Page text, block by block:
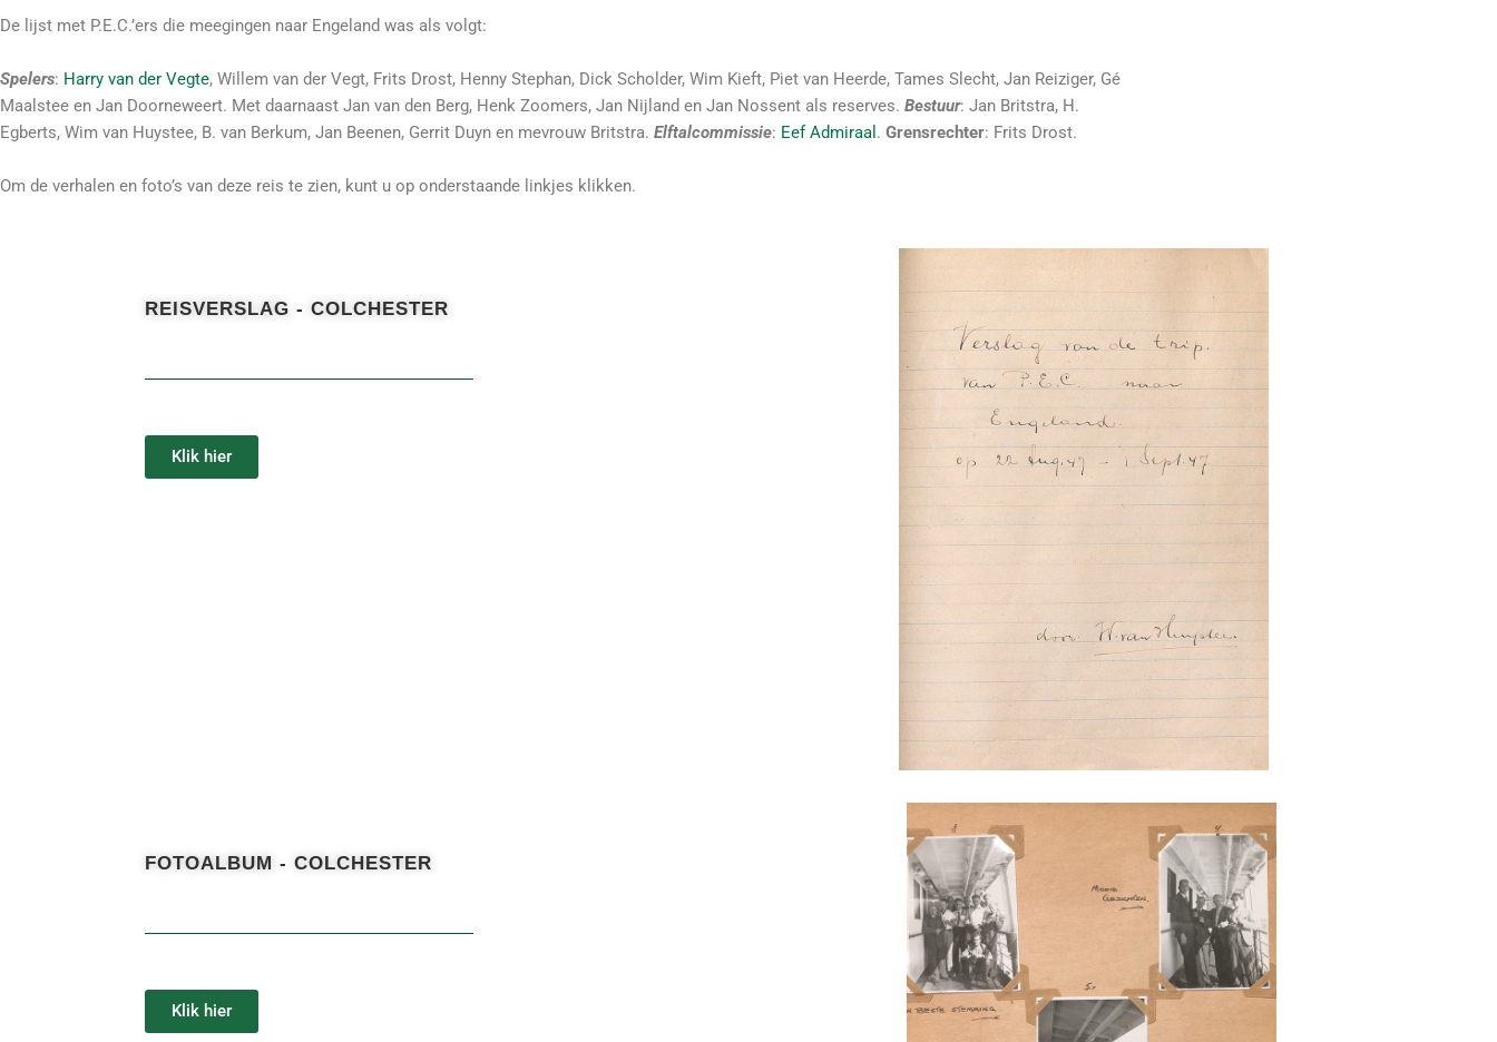
De lijst met P.E.C.’ers die meegingen naar Engeland was als volgt:
Spelers: Harry van der Vegte, Willem van der Vegt, Frits Drost, Henny Stephan, Dick Scholder, Wim Kieft, Piet van Heerde, Tames Slecht, Jan Reiziger, Gé
Maalstee en Jan Doorneweert. Met daarnaast Jan van den Berg, Henk Zoomers, Jan Nijland en Jan Nossent als reserves. Bestuur: Jan Britstra, H.
Egberts, Wim van Huystee, B. van Berkum, Jan Beenen, Gerrit Duyn en mevrouw Britstra. Elftalcommissie: Eef Admiraal . Grensrechter: Frits Drost.
Om de verhalen en foto’s van deze reis te zien, kunt u op onderstaande linkjes klikken.
REISVERSLAG - COLCHESTER
Klik hier
FOTOALBUM - COLCHESTER
Klik hier